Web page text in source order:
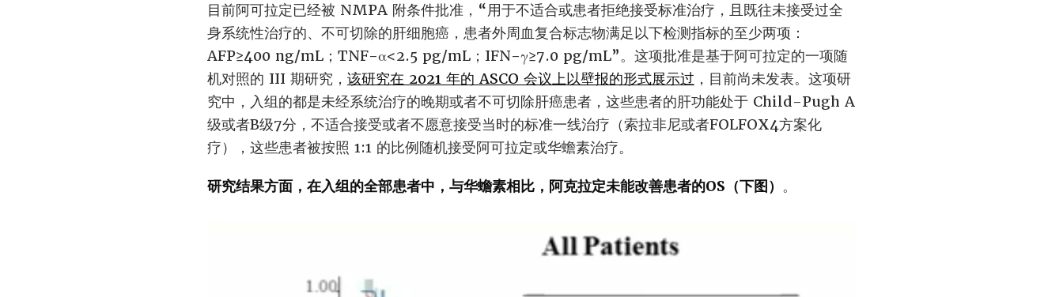
目前阿可拉定已经被 NMPA 附条件批准，“用于不适合或患者拒绝接受标准治疗，且既往未接受过全
身系统性治疗的、不可切除的肝细胞癌，患者外周血复合标志物满足以下检测指标的至少两项：
AFP≥400 ng/mL；TNF-α<2.5 pg/mL；IFN-γ≥7.0 pg/mL”。这项批准是基于阿可拉定的一项随
机对照的 III 期研究， 该研究在 2021 年的 ASCO 会议上以壁报的形式展示过 ，目前尚未发表。这项研
究中，入组的都是未经系统治疗的晚期或者不可切除肝癌患者，这些患者的肝功能处于 Child-Pugh A
级或者B级7分，不适合接受或者不愿意接受当时的标准一线治疗（索拉非尼或者FOLFOX4方案化
疗），这些患者被按照 1:1 的比例随机接受阿可拉定或华蟾素治疗。
研究结果方面，在入组的全部患者中，与华蟾素相比，阿克拉定未能改善患者的OS（下图） 。